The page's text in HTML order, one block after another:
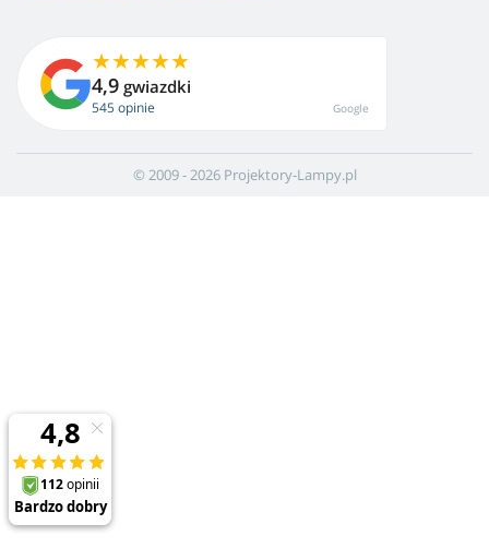
4,9 gwiazdki
545 opinie Google
© 2009 - 2026 Projektory-Lampy.pl